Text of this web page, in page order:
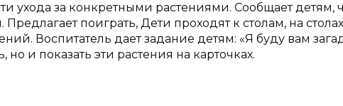
ухода за конкретными растениями. Сообщает детям,
поиграть, Дети проходят к столам, на столах
Воспитатель дает задание детям: «Я буду вам
и показать эти растения на карточках.